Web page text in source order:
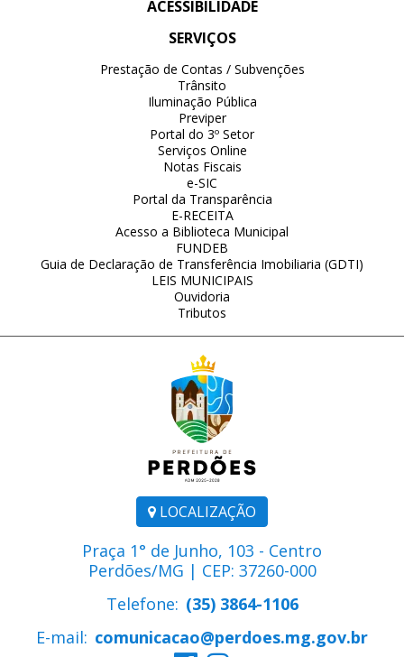
LOCALIZAÇÃO
Praça 1° de Junho, 103 - Centro
Perdões/MG | CEP: 37260-000
Telefone: (35) 3864-1106
E-mail: comunicacao@perdoes.mg.gov.br
ACESSIBILIDADE
SERVIÇOS
Prestação de Contas / Subvenções
Trânsito
Iluminação Pública
Previper
Portal do 3º Setor
Serviços Online
Notas Fiscais
e-SIC
Portal da Transparência
E-RECEITA
Acesso a Biblioteca Municipal
FUNDEB
Guia de Declaração de Transferência Imobiliaria (GDTI)
LEIS MUNICIPAIS
Ouvidoria
Tributos